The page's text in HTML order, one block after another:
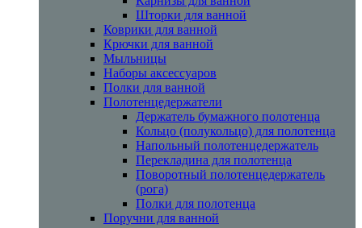
Шторки для ванной
Коврики для ванной
Крючки для ванной
Мыльницы
Наборы аксессуаров
Полки для ванной
Полотенцедержатели
Держатель бумажного полотенца
Кольцо (полукольцо) для полотенца
Напольный полотенцедержатель
Перекладина для полотенца
Поворотный полотенцедержатель
(рога)
Полки для полотенца
Поручни для ванной